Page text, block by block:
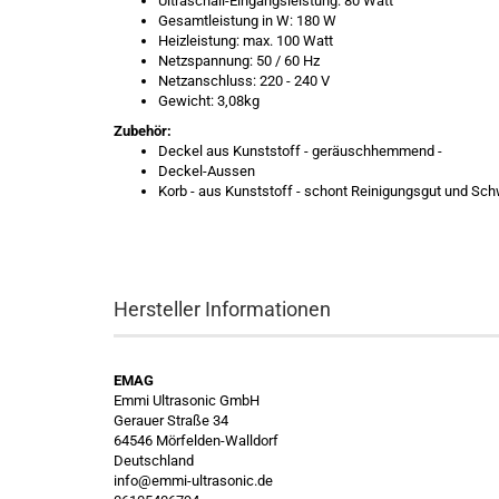
Gesamtleistung in W: 180 W
Heizleistung: max. 100 Watt
Netzspannung: 50 / 60 Hz
Netzanschluss: 220 - 240 V
Gewicht: 3,08kg
Zubehör:
Deckel aus Kunststoff - geräuschhemmend -
Deckel-Aussen
Korb - aus Kunststoff - schont Reinigungsgut und
Hersteller Informationen
EMAG
Emmi Ultrasonic GmbH
Gerauer Straße 34
64546 Mörfelden-Walldorf
Deutschland
info@emmi-ultrasonic.de